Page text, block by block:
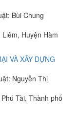
Bùi Chung
Huyện Hàm
VÀ XÂY DỰNG
Nguyễn Thị
Tài, Thành phố